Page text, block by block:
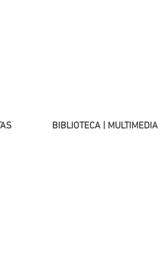
BIBLIOTECA | MULTIMEDIA